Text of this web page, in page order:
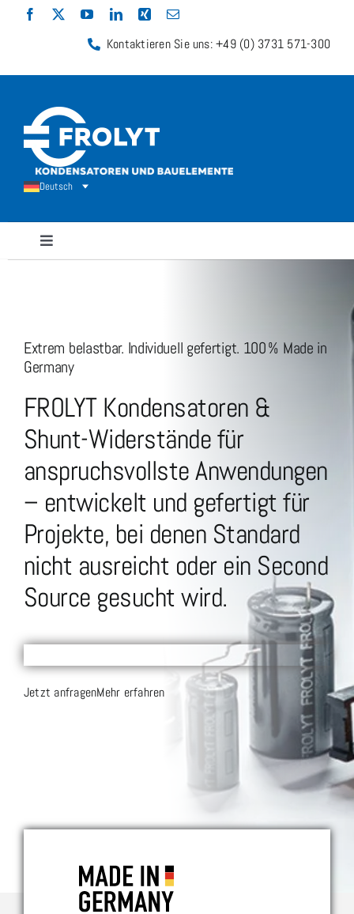
Kontaktieren Sie uns: +49 (0) 3731 571-300
Deutsch
Navigation
Sondermaschinenbau
Stromversorgungsanlagen
Rollenschneiden
Unternehmen
Kontakt & Vertrieb
Extrem belastbar. Individuell gefertigt. 100 % Made in
Germany
FROLYT Kondensatoren &
Shunt-Widerstände für
anspruchsvollste Anwendungen
– entwickelt und gefertigt für
Projekte, bei denen Standard
nicht ausreicht oder ein Second
Source gesucht wird.
Jetzt anfragenMehr erfahren